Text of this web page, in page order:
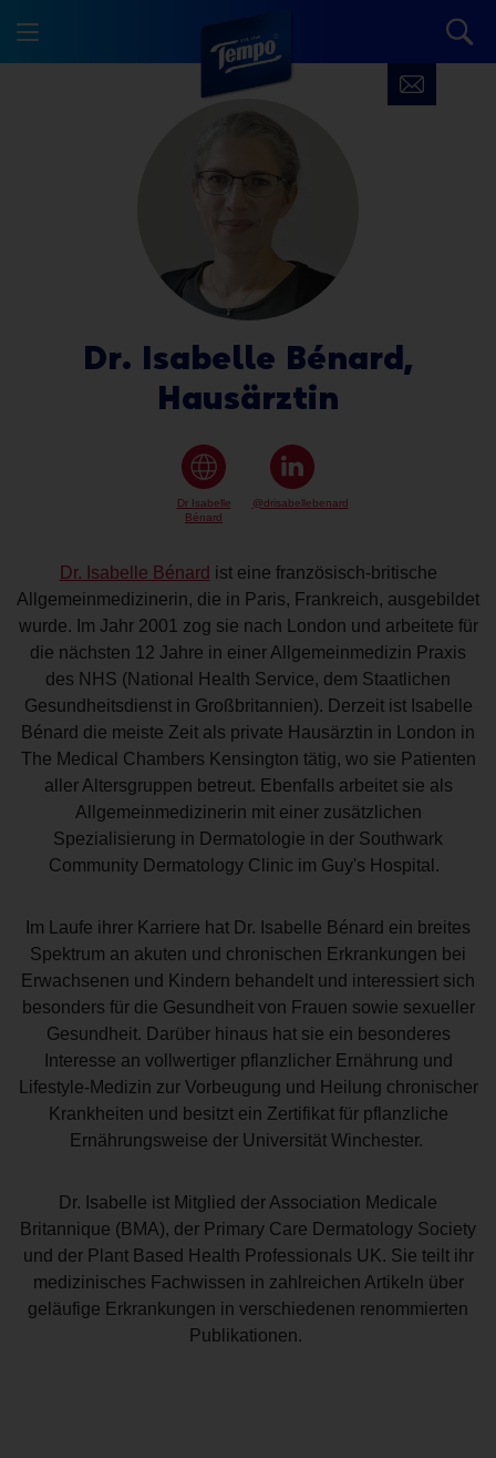
Dr. Isabelle Bénard,
Hausärztin
Dr. Isabelle Bénard ist eine französisch-britische
Allgemeinmedizinerin, die in Paris, Frankreich, ausgebildet
wurde. Im Jahr 2001 zog sie nach London und arbeitete für
die nächsten 12 Jahre in einer Allgemeinmedizin Praxis
des NHS (National Health Service, dem Staatlichen
Gesundheitsdienst in Großbritannien). Derzeit ist Isabelle
Bénard die meiste Zeit als private Hausärztin in London in
The Medical Chambers Kensington tätig, wo sie Patienten
aller Altersgruppen betreut. Ebenfalls arbeitet sie als
Allgemeinmedizinerin mit einer zusätzlichen
Spezialisierung in Dermatologie in der Southwark
Community Dermatology Clinic im Guy's Hospital.
Im Laufe ihrer Karriere hat Dr. Isabelle Bénard ein breites
Spektrum an akuten und chronischen Erkrankungen bei
Erwachsenen und Kindern behandelt und interessiert sich
besonders für die Gesundheit von Frauen sowie sexueller
Gesundheit. Darüber hinaus hat sie ein besonderes
Interesse an vollwertiger pflanzlicher Ernährung und
Lifestyle-Medizin zur Vorbeugung und Heilung chronischer
Krankheiten und besitzt ein Zertifikat für pflanzliche
Ernährungsweise der Universität Winchester.
Dr. Isabelle ist Mitglied der Association Medicale
Britannique (BMA), der Primary Care Dermatology Society
und der Plant Based Health Professionals UK. Sie teilt ihr
medizinisches Fachwissen in zahlreichen Artikeln über
geläufige Erkrankungen in verschiedenen renommierten
Publikationen.
Dr Isabelle
Bénard
@drisabellebenard